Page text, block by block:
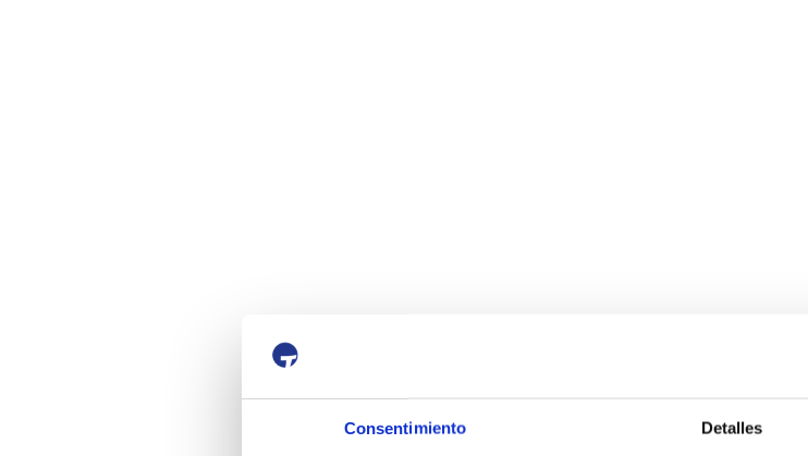
Consentimiento Detalles